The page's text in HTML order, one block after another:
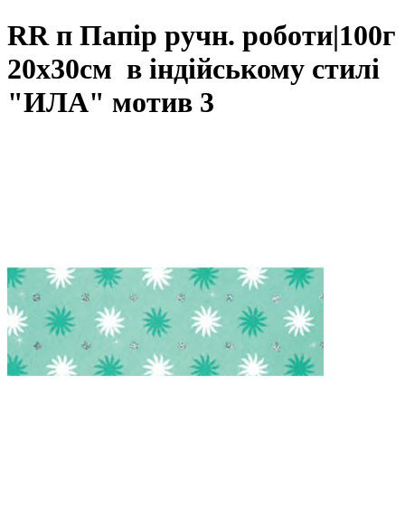
RR п Папір ручн. роботи|100г
20х30см в індійському стилі
"ИЛА" мотив 3